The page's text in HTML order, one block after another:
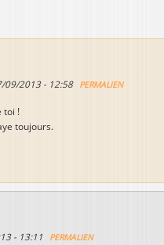
09/2013 - 12:58 PERMALIEN
toi !
toujours.
- 13:11 PERMALIEN